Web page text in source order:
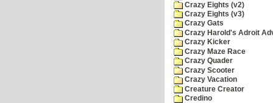
Crazy Eights (v2)
Crazy Eights (v3)
Crazy Gats
Crazy Harold's Adroit
Crazy Kicker
Crazy Maze Race
Crazy Quader
Crazy Scooter
Crazy Vacation
Creature Creator
Credino